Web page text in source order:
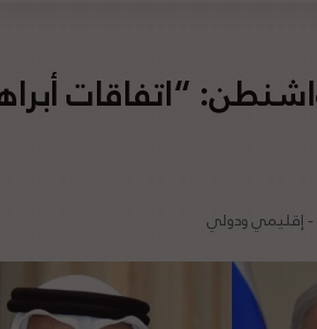
“اتفاقات
- إقليمي ودولي